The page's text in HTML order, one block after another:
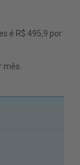
é R$ 495,9 por
mês.